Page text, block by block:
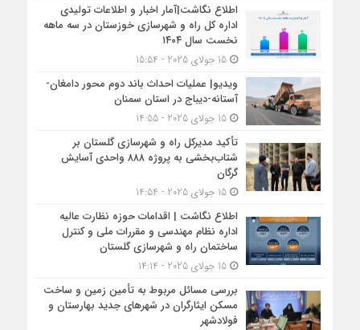
اطلاع نگاشت|آمار اخبار و اطلاعات تولیدی
اداره کل راه و شهرسازی خوزستان در سه ماهه
نخست سال ۱۴۰۴
15 جولای 2025 - 15:54
ویدیو| عملیات احداث باند دوم محور دامغان-
آستانه-دیباج در استان سمنان
15 جولای 2025 - 14:55
تأکید مدیرکل راه و شهرسازی گلستان بر
شتاب‌بخشی به پروژه ۸۸۸ واحدی آسایش
گرگان
15 جولای 2025 - 14:54
اطلاع نگاشت | اقدامات حوزه نظارت عالیه
اداره نظام مهندسی و مقررات ملی و کنترل
ساختمان راه و شهرسازی گلستان
15 جولای 2025 - 14:14
بررسی مسائل مربوط به تأمین زمین و ساخت
مسکن ایثارگران در شهرهای جدید بهارستان و
فولادشهر